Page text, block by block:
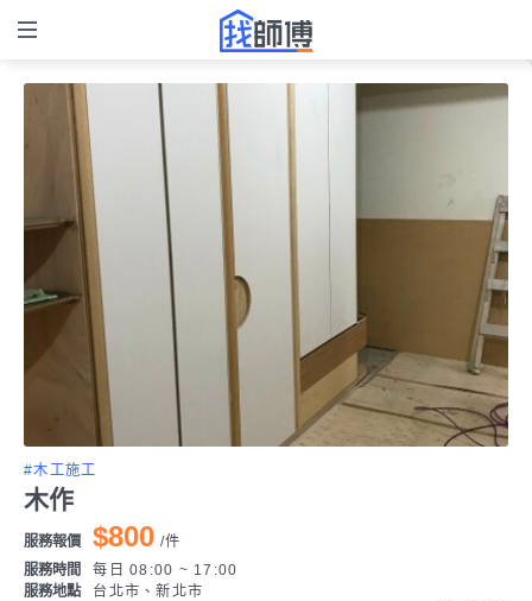
#木工施工
木作
服務報價 $800 /件
服務時間
每日 08:00 ~ 17:00
服務地點
台北市、新北市